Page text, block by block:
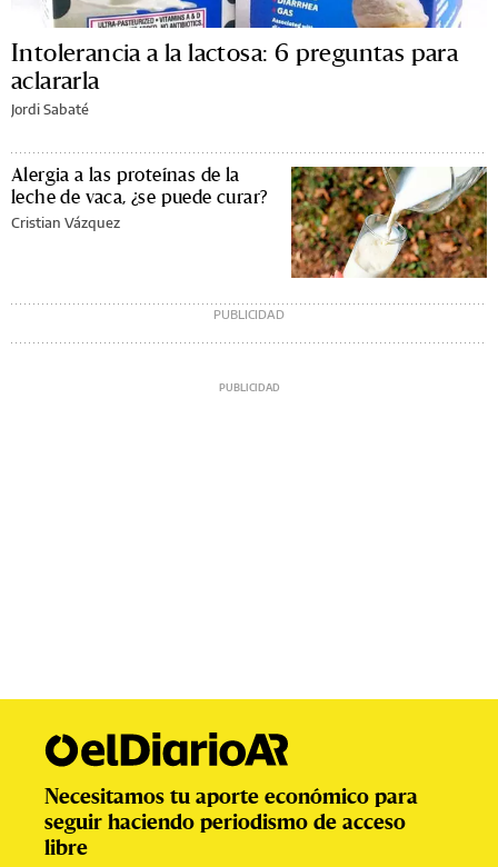
Intolerancia a la lactosa: 6 preguntas para
aclararla
Jordi Sabaté
Alergia a las proteínas de la
leche de vaca, ¿se puede curar?
Cristian Vázquez
Necesitamos tu aporte económico para
seguir haciendo periodismo de acceso
libre